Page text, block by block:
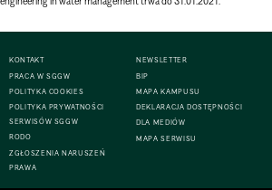
KONTAKT
PRACA W SGGW
POLITYKA COOKIES
POLITYKA PRYWATNOŚCI
SERWISÓW SGGW
RODO
ZGŁOSZENIA NARUSZEŃ
PRAWA
NEWSLETTER
BIP
MAPA KAMPUSU
DEKLARACJA DOSTĘPNOŚCI
DLA MEDIÓW
MAPA SERWISU